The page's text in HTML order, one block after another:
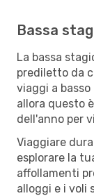
Bassa
La bassa
prediletto da
viaggi a
allora questo
dell'anno per
Viaggiare
esplorare la
affollamenti
alloggi e i voli